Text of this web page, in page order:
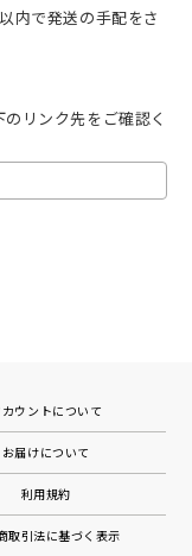
内で発送の手配をさ
リンク先をご確認く
カウントについて
お届けについて
利用規約
取引法に基づく表示